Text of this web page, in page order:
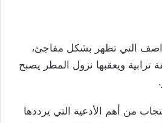
التي تظهر بشكل مفاجئ،
ترابية ويعقبها نزول المطر يصبح
من أهم الأدعية التي يرددها